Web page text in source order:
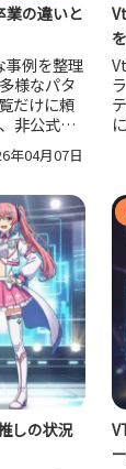
業の違いと
事例を整理
様なパタ
だけに頼
非公式ま
の残し方
消えたよ
年04月07日
しの状況